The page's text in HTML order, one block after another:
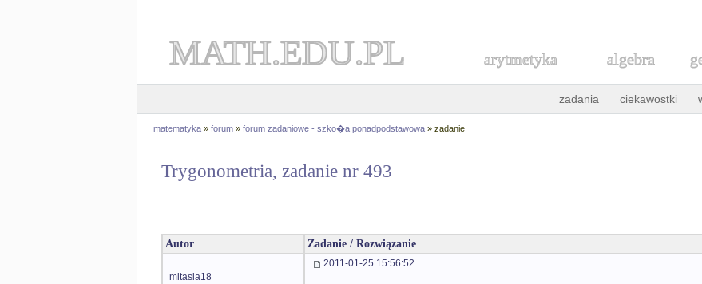
MATH.EDU.PL arytmetyka algebra
zadania ciekawostki
matematyka » forum » forum zadaniowe - szko�a ponadpodstawowa » zadanie
Trygonometria, zadanie nr 493
Autor Zadanie / Rozwiązanie
mitasia18
2011-01-25 15:56:52